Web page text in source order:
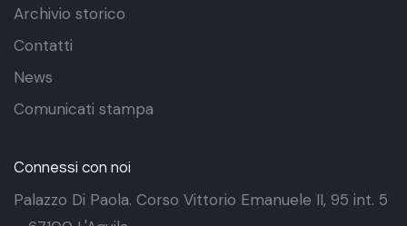
Archivio storico
Contatti
News
Comunicati stampa
Connessi con noi
Palazzo Di Paola. Corso Vittorio Emanuele II, 95 int. 5